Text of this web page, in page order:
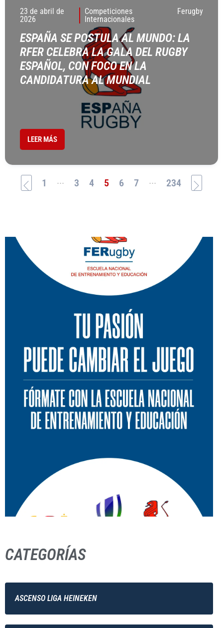
23 de abril de
2026
Competiciones
Internacionales
Ferugby
ESPAÑA SE POSTULA AL MUNDO: LA
RFER CELEBRA LA GALA DEL RUGBY
ESPAÑOL, CON FOCO EN LA
CANDIDATURA AL MUNDIAL
LEER MÁS
1 ... 3 4 5 6 7 ... 234
CATEGORÍAS
ASCENSO LIGA HEINEKEN